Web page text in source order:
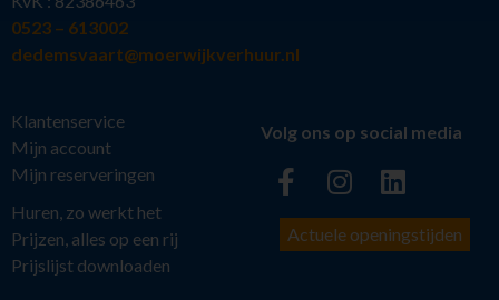
0523 – 613002
dedemsvaart@moerwijkverhuur.nl
Klantenservice
Mijn account
Mijn reserveringen
Huren, zo werkt het
Prijzen, alles op een rij
Prijslijst downloaden
Volg ons op social media
Actuele openingstijden